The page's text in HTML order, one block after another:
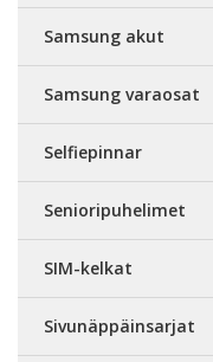
Samsung akut
Samsung varaosat
Selfiepinnar
Senioripuhelimet
SIM-kelkat
Sivunäppäinsarjat